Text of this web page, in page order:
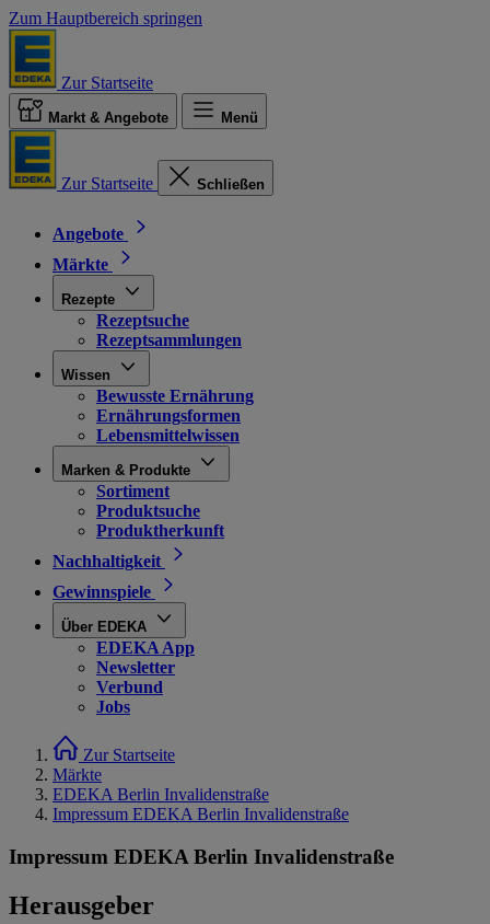
Zum Hauptbereich springen
Zur Startseite
Markt & Angebote Menü
Zur Startseite Schließen
Angebote
Märkte
Rezepte
Rezeptsuche
Rezeptsammlungen
Wissen
Bewusste Ernährung
Ernährungsformen
Lebensmittelwissen
Marken & Produkte
Sortiment
Produktsuche
Produktherkunft
Nachhaltigkeit
Gewinnspiele
Über EDEKA
EDEKA App
Newsletter
Verbund
Jobs
Zur Startseite
Märkte
EDEKA Berlin Invalidenstraße
Impressum EDEKA Berlin Invalidenstraße
Impressum EDEKA Berlin Invalidenstraße
Herausgeber